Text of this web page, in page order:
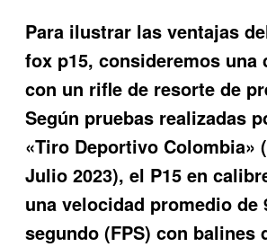
Para ilustrar las ventajas
fox p15, consideremos una
con un rifle de resorte de
Según pruebas realizadas
«Tiro Deportivo Colombia»
Julio 2023), el P15 en
una velocidad promedio de
segundo (FPS) con balines